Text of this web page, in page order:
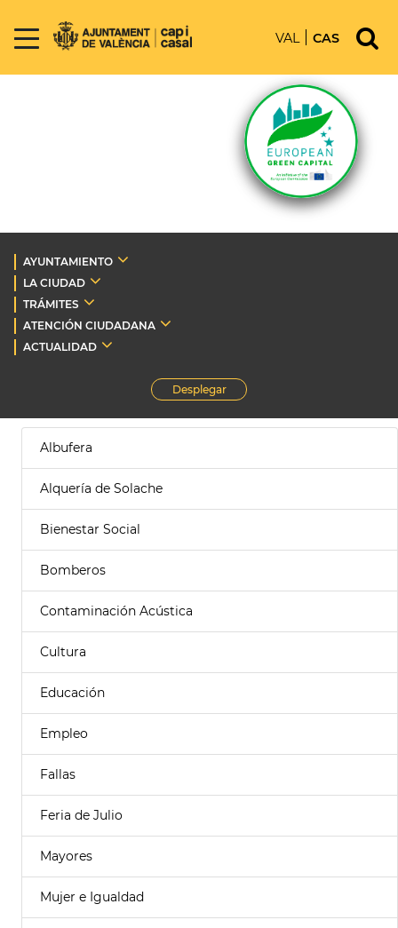
VAL CAS
AYUNTAMIENTO
LA CIUDAD
TRÁMITES
ATENCIÓN CIUDADANA
ACTUALIDAD
Desplegar
Albufera
Alquería de Solache
Bienestar Social
Bomberos
Contaminación Acústica
Cultura
Educación
Empleo
Fallas
Feria de Julio
Mayores
Mujer e Igualdad